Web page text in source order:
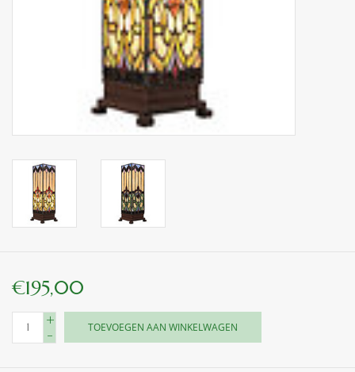
binnen en of buiten.
ANTIEK , Curiosa en
Cadeau artikelen
Diversen
Winkel decoratie
€195,00
+
-
TOEVOEGEN AAN WINKELWAGEN